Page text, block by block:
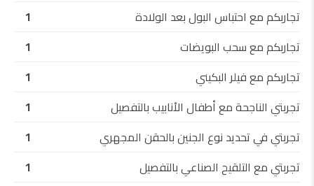
تجاربكم مع احتباس البول بعد الولادة
1
تجاربكم مع سحب البويضات
1
تجاربكم مع فيلر البكيني
1
تجربتي الناجحة مع أطفال الأنابيب بالتفصيل
1
تجربتي في تحديد نوع الجنين بالحقن المجهري
1
تجربتي مع التلقيح الصناعي بالتفصيل
1